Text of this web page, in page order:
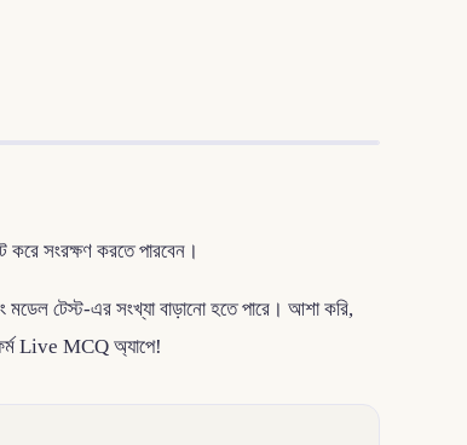
সংরক্ষণ করতে পারবেন।
টেস্ট-এর সংখ্যা বাড়ানো হতে পারে। আশা করি,
Live MCQ অ্যাপে!